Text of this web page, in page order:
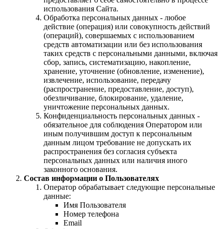
использования Сайта.
Обработка персональных данных - любое
действие (операция) или совокупность действий
(операций), совершаемых с использованием
средств автоматизации или без использования
таких средств с персональными данными, включая
сбор, запись, систематизацию, накопление,
хранение, уточнение (обновление, изменение),
извлечение, использование, передачу
(распространение, предоставление, доступ),
обезличивание, блокирование, удаление,
уничтожение персональных данных.
Конфиденциальность персональных данных -
обязательное для соблюдения Оператором или
иным получившим доступ к персональным
данным лицом требование не допускать их
распространения без согласия субъекта
персональных данных или наличия иного
законного основания.
Состав информации о Пользователях
Оператор обрабатывает следующие персональные
данные:
Имя Пользователя
Номер телефона
Email